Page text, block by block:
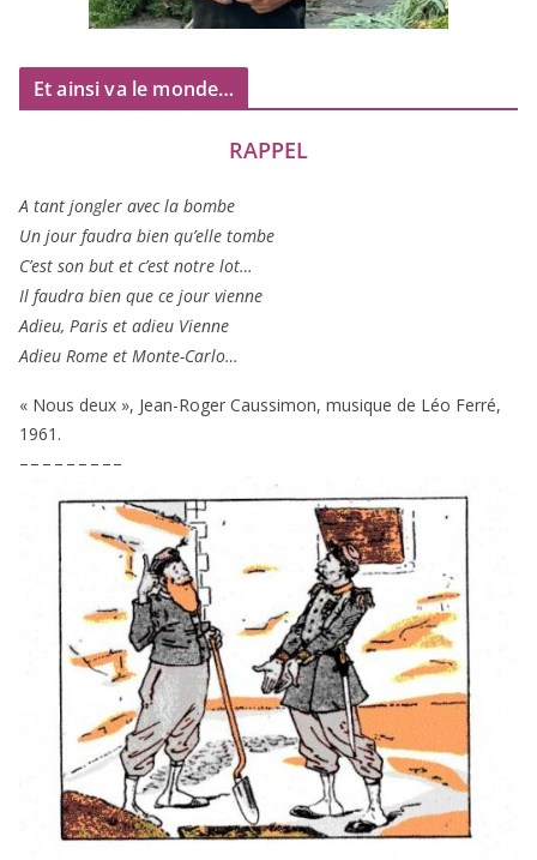
Et ainsi va le monde…
RAPPEL
A tant jon­gler avec la bombe
Un jour fau­dra bien qu’elle tombe
C’est son but et c’est notre lot…
Il fau­dra bien que ce jour vienne
Adieu, Paris et adieu Vienne
Adieu Rome et Monte-Carlo…
« Nous deux », Jean-Roger Caussimon, musique de Léo Ferré,
1961 .
– – – – – – – – –